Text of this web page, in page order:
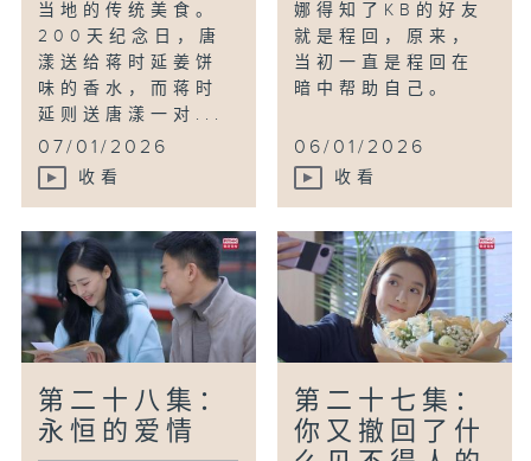
当地的传统美食。
200天纪念日，唐
漾送给蒋时延姜饼
味的香水，而蒋时
延则送唐漾一对...
07/01/2026
收看
娜得知了KB的好友
就是程回，原来，
当初一直是程回在
暗中帮助自己。
06/01/2026
收看
第二十八集：
永恒的爱情
第二十七集：
你又撤回了什